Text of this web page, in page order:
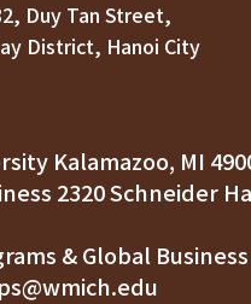
Duy Tan Street,
Kalamazoo, MI
& Global